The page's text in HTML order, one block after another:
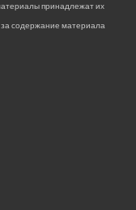
принадлежат их
содержание материала